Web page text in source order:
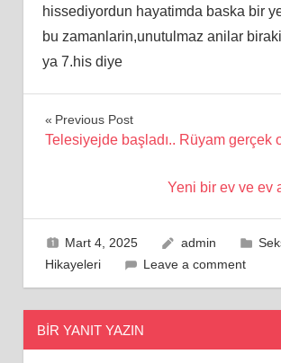
hissediyordun hayatimda baska bir
bu zamanlarin,unutulmaz anilar
ya 7.his diye
Yazı
Previous Post
Telesiyejde başladı.. Rüyam gerçek
Yeni bir ev ve ev
Mart 4, 2025 admin
Hikayeleri
Leave a comment
BIR YANIT YAZIN